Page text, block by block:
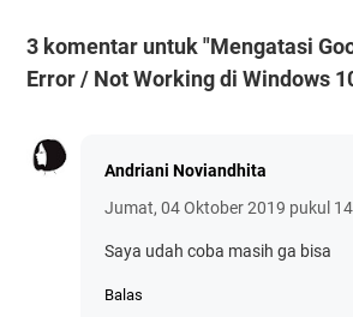
3 komentar untuk "Mengatasi
Error / Not Working di Windows
Andriani Noviandhita
Jumat, 04 Oktober 2019 pukul
Saya udah coba masih ga bisa
Balas